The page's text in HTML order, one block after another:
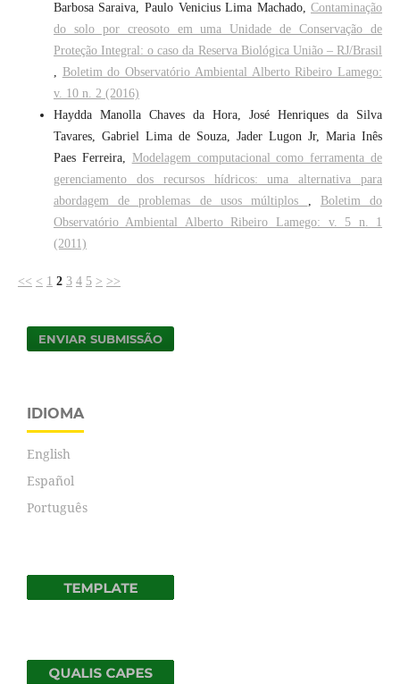
Barbosa Saraiva, Paulo Venicius Lima Machado,Contaminação
do solo por creosoto em uma Unidade de Conservação de
Proteção Integral: o caso da Reserva Biológica União – RJ/Brasil
Boletim do Observatório Ambiental Alberto Ribeiro Lamego:
v. 10 n. 2 (2016)
Haydda Manolla Chaves da Hora, José Henriques da Silva
Tavares, Gabriel Lima de Souza, Jader Lugon Jr, Maria Inês
Paes Ferreira, Modelagem computacional como ferramenta de
gerenciamento dos recursos hídricos: uma alternativa para
abordagem de problemas de usos múltiplos
Boletim do
Observatório Ambiental Alberto Ribeiro Lamego: v. 5 n. 1
(2011)
<< < 1 2 3 4 5 > >>
ENVIAR SUBMISSÃO
IDIOMA
English
Español
Português